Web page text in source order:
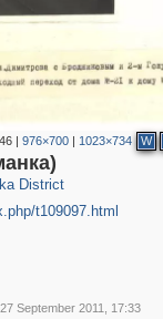
| 976×700| 1023×734 W
District
t109097.html
September 2011, 17:33